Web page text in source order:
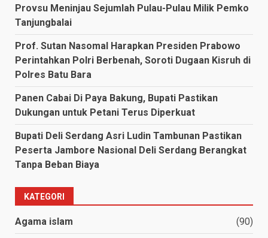
Provsu Meninjau Sejumlah Pulau-Pulau Milik Pemko
Tanjungbalai
Prof. Sutan Nasomal Harapkan Presiden Prabowo
Perintahkan Polri Berbenah, Soroti Dugaan Kisruh di
Polres Batu Bara
Panen Cabai Di Paya Bakung, Bupati Pastikan
Dukungan untuk Petani Terus Diperkuat
Bupati Deli Serdang Asri Ludin Tambunan Pastikan
Peserta Jambore Nasional Deli Serdang Berangkat
Tanpa Beban Biaya
KATEGORI
Agama islam (90)